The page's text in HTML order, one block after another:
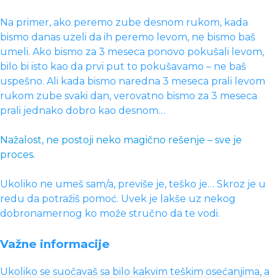
Na primer, ako peremo zube desnom rukom, kada
bismo danas uzeli da ih peremo levom, ne bismo baš
umeli. Ako bismo za 3 meseca ponovo pokušali levom,
bilo bi isto kao da prvi put to pokušavamo – ne baš
uspešno. Ali kada bismo naredna 3 meseca prali levom
rukom zube svaki dan, verovatno bismo za 3 meseca
prali jednako dobro kao desnom…
Nažalost, ne postoji neko magično rešenje – sve je
proces.
Ukoliko ne umeš sam/a, previše je, teško je… Skroz je u
redu da potražiš pomoć. Uvek je lakše uz nekog
dobronamernog ko može stručno da te vodi.
Važne informacije
Ukoliko se suočavaš sa bilo kakvim teškim osećanjima, a